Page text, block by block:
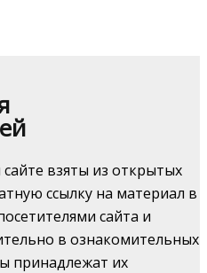
взяты из открытых
ссылку на материал в
сайта и
в ознакомительных
принадлежат их